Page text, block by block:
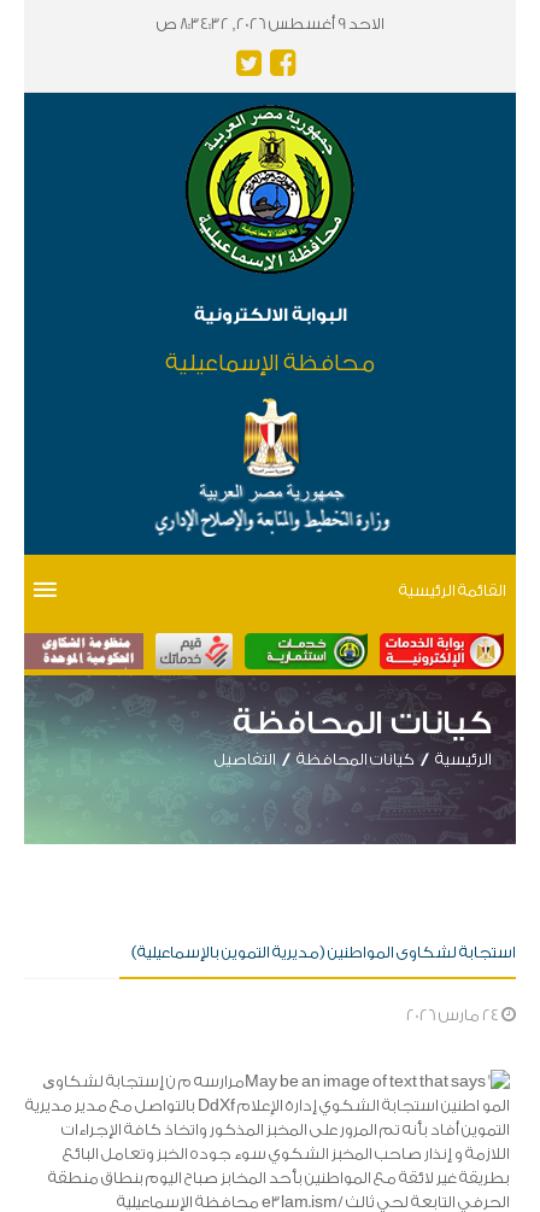
الاحد 9 أغسطس 2026, 8:34:32 ص
البوابة الالكترونية
محافظة الإسماعيلية
القائمة الرئيسية
كيانات المحافظة
الرئيسية كيانات المحافظة التفاصيل
استجابة لشكاوى المواطنين (مديرية التموين بالإسماعيلية)